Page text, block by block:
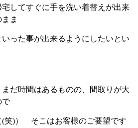
してすぐに手を洗い着替えが出来
ま
った事が出来るようにしたいとい
だ時間はあるものの、間取りが大
で
(笑)） そこはお客様のご要望です